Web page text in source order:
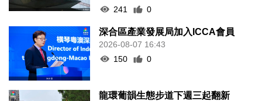
241
0
深合區產業發展局加入ICCA會員
2026-08-07 16:43
150
0
龍環葡韻生態步道下週三起翻新